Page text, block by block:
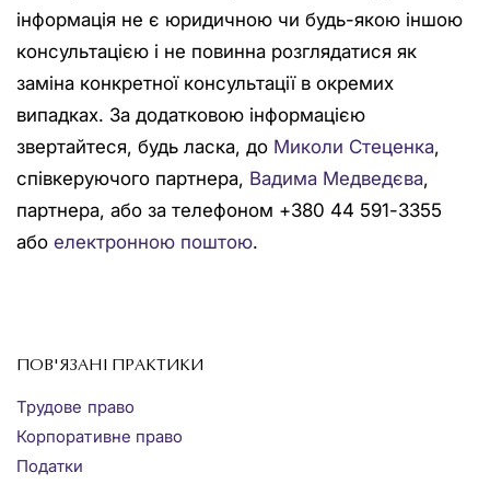
інформація не є юридичною чи будь-якою іншою
консультацією і не повинна розглядатися як
заміна конкретної консультації в окремих
випадках. За додатковою інформацією
звертайтеся, будь ласка, до Миколи Стеценка,
співкеруючого партнера, Вадима Медведєва,
партнера, або за телефоном +380 44 591-3355
або електронною поштою.
ПОВ'ЯЗАНІ ПРАКТИКИ
Трудове право
Корпоративне право
Податки